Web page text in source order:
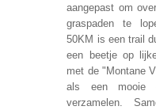
aangepast om
graspaden te
50KM is een trail
een beetje op
met de "Montane
als een mooie
verzamelen.